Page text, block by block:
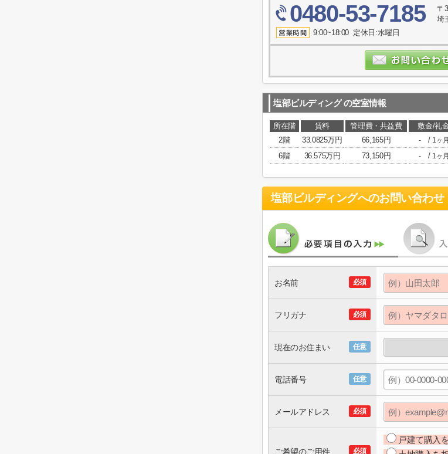
0480-53-7185
〒
埼
9:00~18:00 定休日:水曜日
塩部ビルディング の空室情報
所在階 賃料 管理費・共益費 敷金/礼
2階
33.0825万円 66,165円 - / 1ヶ月
6階
36.575万円 73,150円 - / 1ヶ月
塩部ビルディングへのお問い合わせ
必須
お名前
必須
フリガナ
任意
現在のお住まい
任意
電話番号
必須
メールアドレス
必須
ご希望のご用件
戸建て購入